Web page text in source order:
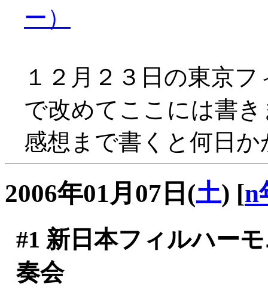
ー）
１２月２３日の東京
で改めてここには書
感想まで書くと何日
2006年01月07日(土) [n
#1 新日本フィルハー
奏会